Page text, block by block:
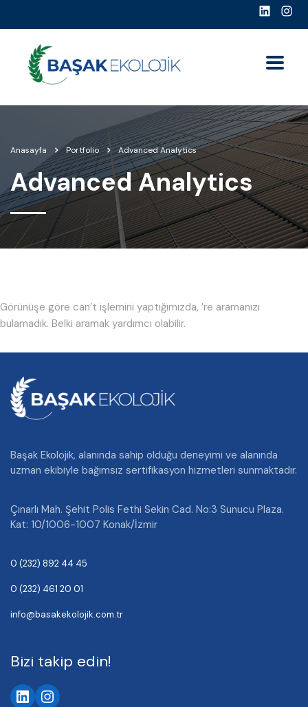
Anasayfa Portfolio Advanced Analytics
Advanced Analytics
Görünüşe göre can’t işlemini yaptığımızda, ’re aramanızı
bulamadık. Belki aramak yardımcı olabilir.
Başak Ekolojik, alanında sahip olduğu deneyimi ve alanında
uzman ekibiyle bağımsız sertifikasyon hizmetleri sunmaktadır.
Çınarlı Mah. Şehit Polis Fethi Sekin Cad. No:3 Sunucu Plaza.
Kat: 10/1006-1007 Konak/İzmir
0 (232) 892 44 45
0 (232) 461 20 01
info@basakekolojik.com.tr
Bizi takip edin!
LinkedIn
Instagram